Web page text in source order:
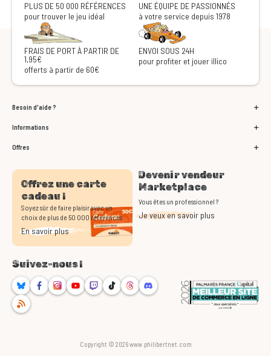
PLUS DE 50 000 RÉFÉRENCES
pour trouver le jeu idéal
UNE ÉQUIPE DE PASSIONNÉS
à votre service depuis 1978
FRAIS DE PORT À PARTIR DE
1,95€
offerts à partir de 60€
ENVOI SOUS 24H
pour profiter et jouer illico
Besoin d'aide ?
Informations
Offres
Offrez une carte
cadeau !
Soyez sûr de faire plaisir avec un
choix de plus de 50 000 références
En savoir plus
Devenir vendeur
Marketplace
Vous êtes un professionnel ?
Je veux en savoir plus
Suivez-nous !
BlueskyFacebookInstagram
YoutubeTwitchTikTokThreadsDiscord
RSS
Copyright © 2026 www.philibertnet.com